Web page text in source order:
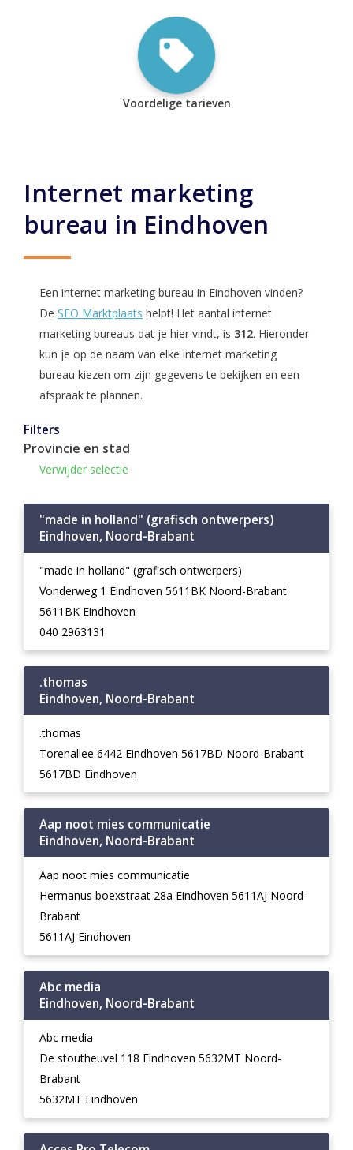
Voordelige tarieven
Internet marketing
bureau in Eindhoven
Een internet marketing bureau in Eindhoven vinden?
De SEO Marktplaats helpt! Het aantal internet
marketing bureaus dat je hier vindt, is 312. Hieronder
kun je op de naam van elke internet marketing
bureau kiezen om zijn gegevens te bekijken en een
afspraak te plannen.
Filters
Provincie en stad
Verwijder selectie
"made in holland" (grafisch ontwerpers)
Eindhoven, Noord-Brabant
"made in holland" (grafisch ontwerpers)
Vonderweg 1 Eindhoven 5611BK Noord-Brabant
5611BK Eindhoven
040 2963131
.thomas
Eindhoven, Noord-Brabant
.thomas
Torenallee 6442 Eindhoven 5617BD Noord-Brabant
5617BD Eindhoven
Aap noot mies communicatie
Eindhoven, Noord-Brabant
Aap noot mies communicatie
Hermanus boexstraat 28a Eindhoven 5611AJ Noord-
Brabant
5611AJ Eindhoven
Abc media
Eindhoven, Noord-Brabant
Abc media
De stoutheuvel 118 Eindhoven 5632MT Noord-
Brabant
5632MT Eindhoven